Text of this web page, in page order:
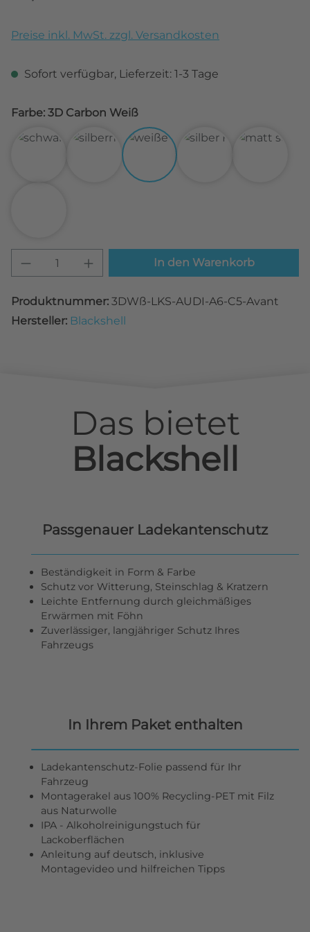
Preise inkl. MwSt. zzgl. Versandkosten
Sofort verfügbar, Lieferzeit: 1-3 Tage
Farbe: 3D Carbon Weiß
3D Carbon Schwarz3D Carbon Silber3D Carbon Weiß
Produkt Anzahl: Gib denIn den Warenkorb
Produktnummer: 3DWß-LKS-AUDI-A6-C5-Avant
Hersteller: Blackshell
Das bietet
Blackshell
Passgenauer Ladekantenschutz
Beständigkeit in Form & Farbe
Schutz vor Witterung, Steinschlag & Kratzern
Leichte Entfernung durch gleichmäßiges
Erwärmen mit Föhn
Zuverlässiger, langjähriger Schutz Ihres
Fahrzeugs
In Ihrem Paket enthalten
Ladekantenschutz-Folie passend für Ihr
Fahrzeug
Montagerakel aus 100% Recycling-PET mit Filz
aus Naturwolle
IPA - Alkoholreinigungstuch für
Lackoberflächen
Anleitung auf deutsch, inklusive
Montagevideo und hilfreichen Tipps